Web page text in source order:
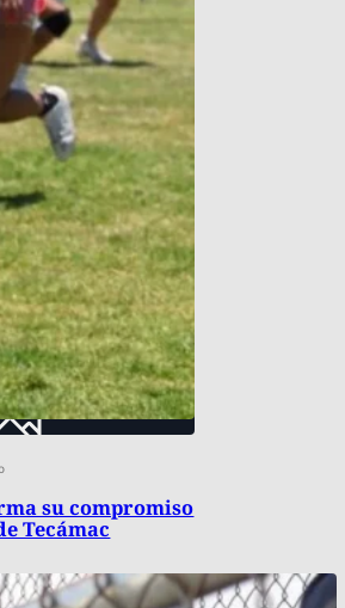
su compromiso
Tecámac